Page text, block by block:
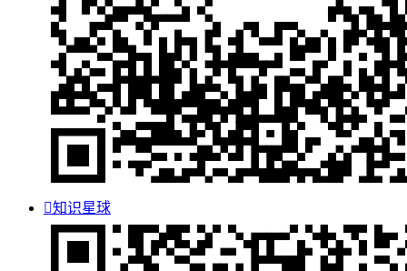
知识星球